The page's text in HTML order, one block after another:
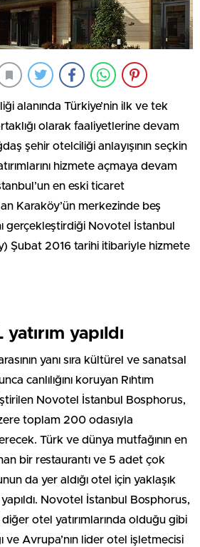
alanında Türkiye’nin ilk ve tek
olarak faaliyetlerine devam
şehir otelciliği anlayışının seçkin
hizmete açmaya devam
en eski ticaret
Karaköy’ün merkezinde beş
gerçekleştirdiği Novotel İstanbul
Şubat 2016 tarihi itibariyle hizmete
yapıldı
yanı sıra kültürel ve sanatsal
canlılığını koruyan Rıhtım
Novotel İstanbul Bosphorus,
toplam 200 odasıyla
Türk ve dünya mutfağının en
bir restaurantı ve 5 adet çok
da yer aldığı otel için yaklaşık
yapıldı. Novotel İstanbul Bosphorus,
otel yatırımlarında olduğu gibi
ve Avrupa’nın lider otel işletmecisi